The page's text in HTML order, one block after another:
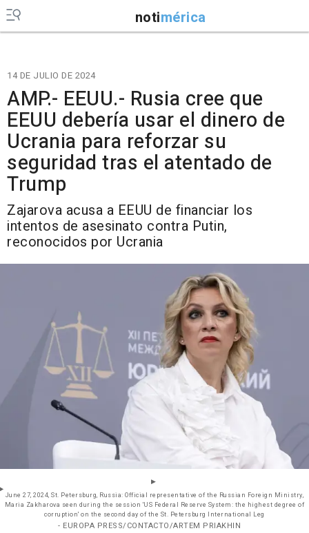
notimérica
14 DE JULIO DE 2024
AMP.- EEUU.- Rusia cree que
EEUU debería usar el dinero de
Ucrania para reforzar su
seguridad tras el atentado de
Trump
Zajarova acusa a EEUU de financiar los
intentos de asesinato contra Putin,
reconocidos por Ucrania
June 27, 2024, St. Petersburg, Russia: Official representative of the Russian Foreign Ministry,
Maria Zakharova seen during the session 'US Federal Reserve System: the highest degree of
corruption' on the second day of the St. Petersburg International Leg
- EUROPA PRESS/CONTACTO/ARTEM PRIAKHIN